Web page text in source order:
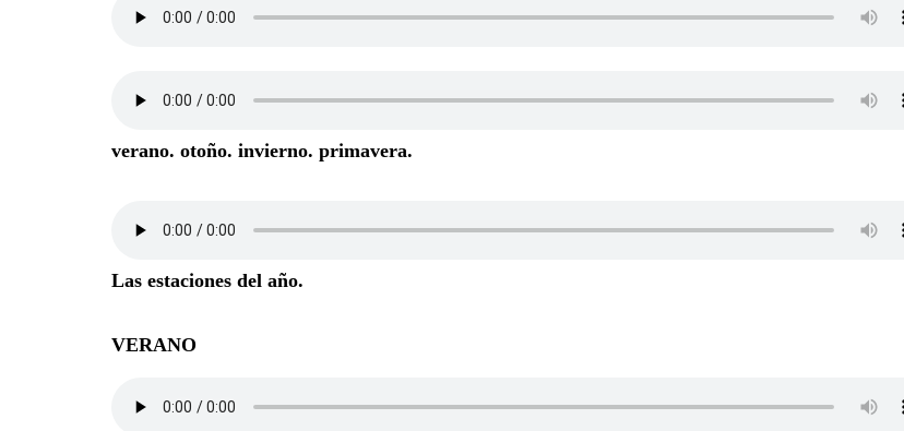
verano. otoño. invierno. primavera.
Las estaciones del año.
VERANO